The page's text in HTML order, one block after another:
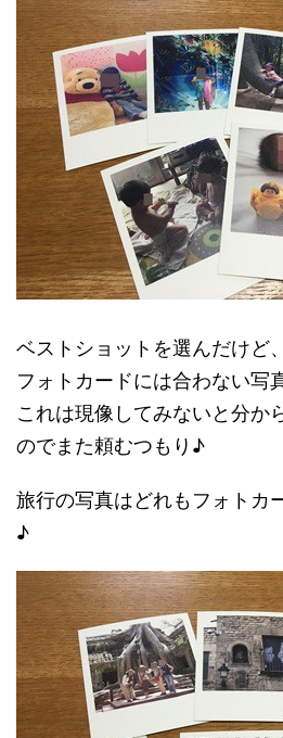
ベストショットを選んだけど
フォトカードには合わない写
これは現像してみないと分か
のでまた頼むつもり♪
旅行の写真はどれもフォトカ
♪